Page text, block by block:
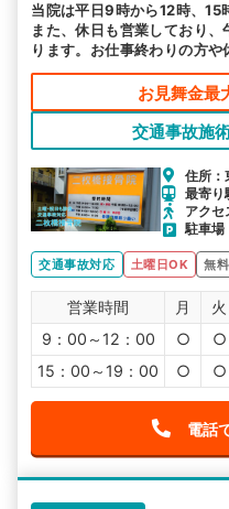
当院は平日9時から12時、15
また、休日も営業しており
ります。お仕事終わりの方
ことも可能です。
お見舞金最
交通事故施
住所：
最寄り
アクセ
駐車場
交通事故対応 土曜日OK 無
営業時間 月 火
9：00～12：00
○ ○
15：00～19：00
○ ○
電話